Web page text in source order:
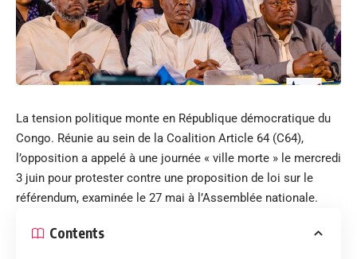
La tension politique monte en République démocratique du
Congo. Réunie au sein de la Coalition Article 64 (C64),
l’opposition a appelé à une journée « ville morte » le mercredi
3 juin pour protester contre une proposition de loi sur le
référendum, examinée le 27 mai à l’Assemblée nationale.
Contents